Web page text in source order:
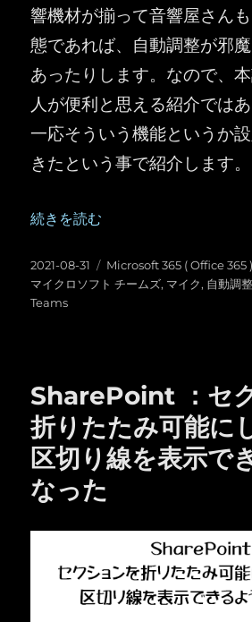
響機材が揃って音響屋さん
態であれば、自動調整が邪
あったりします。なので、
人が便利と思える紹介ではあ
一応そういう機能というか
きたという事で紹介します。
“Microsoft Teams ：マイクやカメ
続きを読む
投
稿
日:
2021-08-31
カ
テ
Microsoft 365 ( Office 365
マイクロソフト チームズ, マイク, 自動調
Teams
SharePoint ：セ
折りたたみ可能に
区切り線を表示で
なった